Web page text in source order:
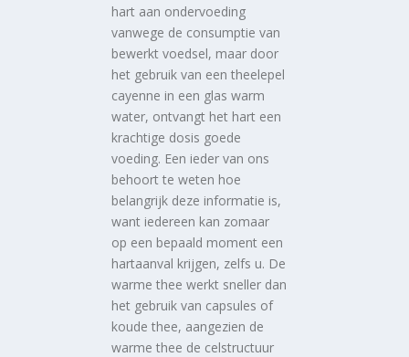
hart aan ondervoeding
vanwege de consumptie van
bewerkt voedsel, maar door
het gebruik van een theelepel
cayenne in een glas warm
water, ontvangt het hart een
krachtige dosis goede
voeding. Een ieder van ons
behoort te weten hoe
belangrijk deze informatie is,
want iedereen kan zomaar
op een bepaald moment een
hartaanval krijgen, zelfs u. De
warme thee werkt sneller dan
het gebruik van capsules of
koude thee, aangezien de
warme thee de celstructuur